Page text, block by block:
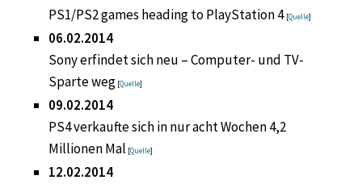
PS1/PS2 games heading to PlayStation 4 [Quelle]
06.02.2014
Sony erfindet sich neu – Computer- und TV-
Sparte weg [Quelle]
09.02.2014
PS4 verkaufte sich in nur acht Wochen 4,2
Millionen Mal [Quelle]
12.02.2014